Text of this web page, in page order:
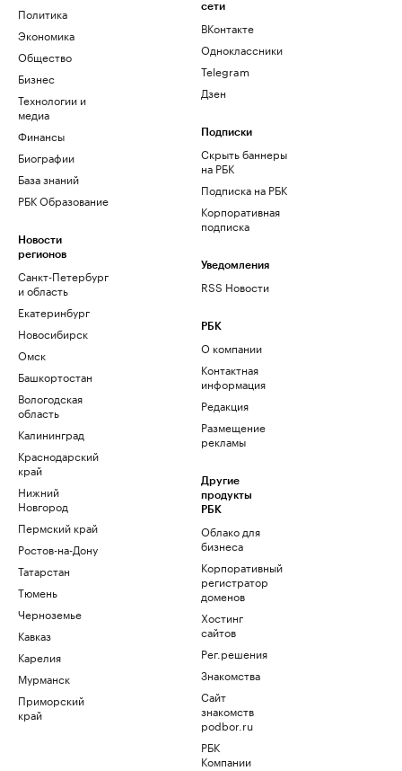
Политика
Экономика
Общество
Бизнес
Технологии и
медиа
Финансы
Биографии
База знаний
РБК Образование
Новости
регионов
Санкт-Петербург
и область
Екатеринбург
Новосибирск
Омск
Башкортостан
Вологодская
область
Калининград
Краснодарский
край
Нижний
Новгород
Пермский край
Ростов-на-Дону
Татарстан
Тюмень
Черноземье
Кавказ
Карелия
Мурманск
Приморский
край
сети
ВКонтакте
Одноклассники
Telegram
Дзен
Подписки
Скрыть баннеры
на РБК
Подписка на РБК
Корпоративная
подписка
Уведомления
RSS Новости
РБК
О компании
Контактная
информация
Редакция
Размещение
рекламы
Другие
продукты
РБК
Облако для
бизнеса
Корпоративный
регистратор
доменов
Хостинг
сайтов
Рег.решения
Знакомства
Сайт
знакомств
podbor.ru
РБК
Компании